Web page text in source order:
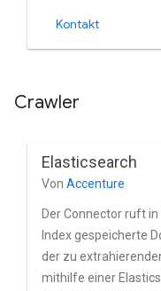
Kontakt
Crawler
Elasticsearch
Von Accenture
Der Connector ruft
Index gespeicherte
der zu
mithilfe einer